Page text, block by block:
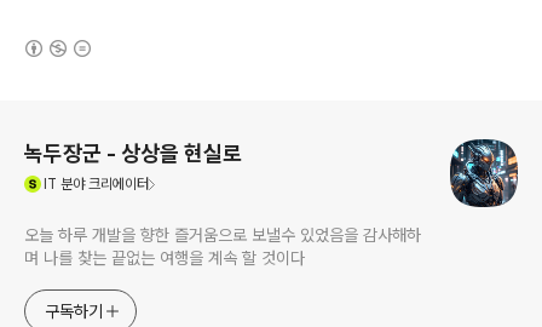
녹두장군 - 상상을 현실로
IT 분야 크리에이터
오늘 하루 개발을 향한 즐거움으로 보낼수 있었음을 감사해하
며 나를 찾는 끝없는 여행을 계속 할 것이다
구독하기